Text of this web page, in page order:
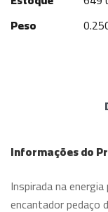
Peso
Informações do
Inspirada na
encantador pedaço